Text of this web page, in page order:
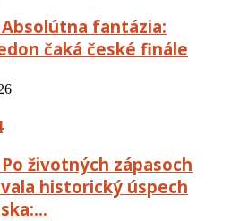
Absolútna fantázia:
čaká české finále
Po životných zápasoch
historický úspech